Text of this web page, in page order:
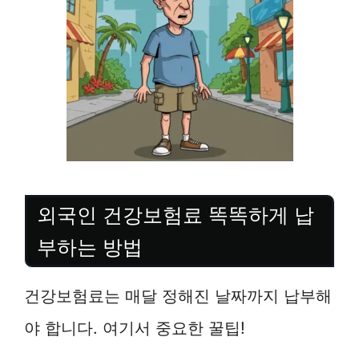
외국인 건강보험료 똑똑하게 납
부하는 방법
건강보험료는 매달 정해진 날짜까지 납부해
야 합니다. 여기서 중요한 꿀팁!